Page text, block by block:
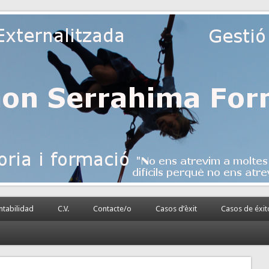
PyME
C.V. Contacte/o Casos d’èxit Casos de